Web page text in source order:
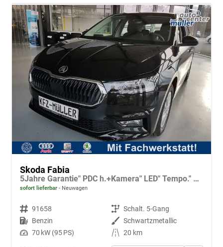
Skoda Fabia
5Jahre Garantie" PDC h.+Kamera" LED" Tempo." Alu" Sitzh.
sofort lieferbar Neuwagen
Fahrzeugnr. 91658 Getriebe Schalt. 5-Gang
Kraftstoff Benzin Außenfarbe Schwartzmetallic
Leistung 70 kW (95 PS) Kilometerstand 20 km